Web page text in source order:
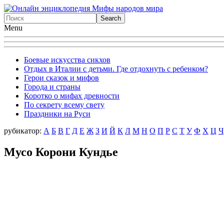
Menu
Боевые искусства сикхов
Отдых в Италии с детьми. Где отдохнуть с ребенком?
Герои сказок и мифов
Города и страны
Коротко о мифах древности
По секрету всему свету
Праздники на Руси
рубикатор: А Б В Г Д Е Ж З И Й К Л М Н О П Р С Т У Ф X Ц Ч
Мусо Корони Кундье